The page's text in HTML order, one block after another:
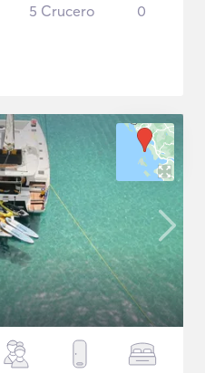
5 Crucero 0